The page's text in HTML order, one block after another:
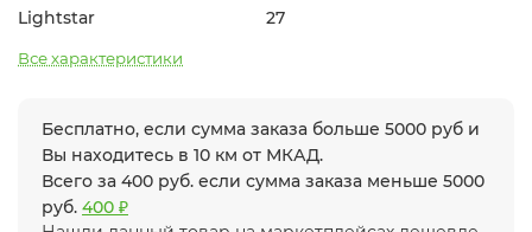
Lightstar 27
Все характеристики
Бесплатно, если сумма заказа больше 5000 руб и
Вы находитесь в 10 км от МКАД.
Всего за 400 руб. если сумма заказа меньше 5000
руб. 400 ₽